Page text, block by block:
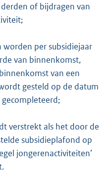
of bijdragen van
worden per subsidiejaar
van binnenkomst,
van een
gesteld op de datum
verstrekt als het door de
subsidieplafond op
jongerenactiviteiten’